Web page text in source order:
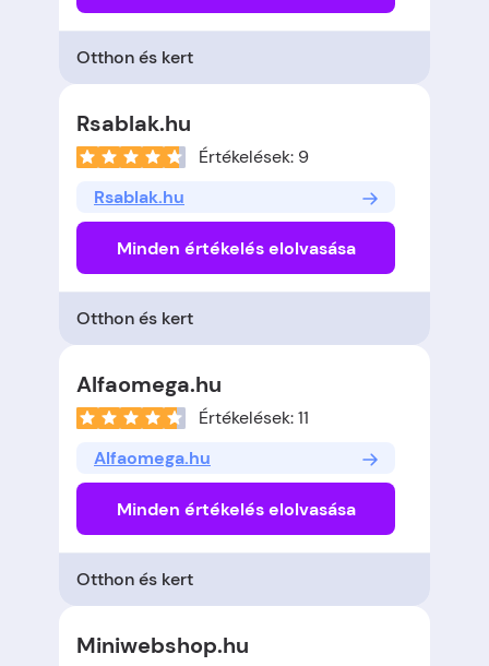
Otthon és kert
Rsablak.hu
Értékelések: 9
Rsablak.hu
Minden értékelés elolvasása
Otthon és kert
Alfaomega.hu
Értékelések: 11
Alfaomega.hu
Minden értékelés elolvasása
Otthon és kert
Miniwebshop.hu